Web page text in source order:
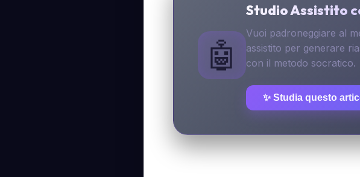
🤖
Studio Assistito
Vuoi padroneggiare al
assistito per generare
con il metodo socratico.
✨ Studia questo